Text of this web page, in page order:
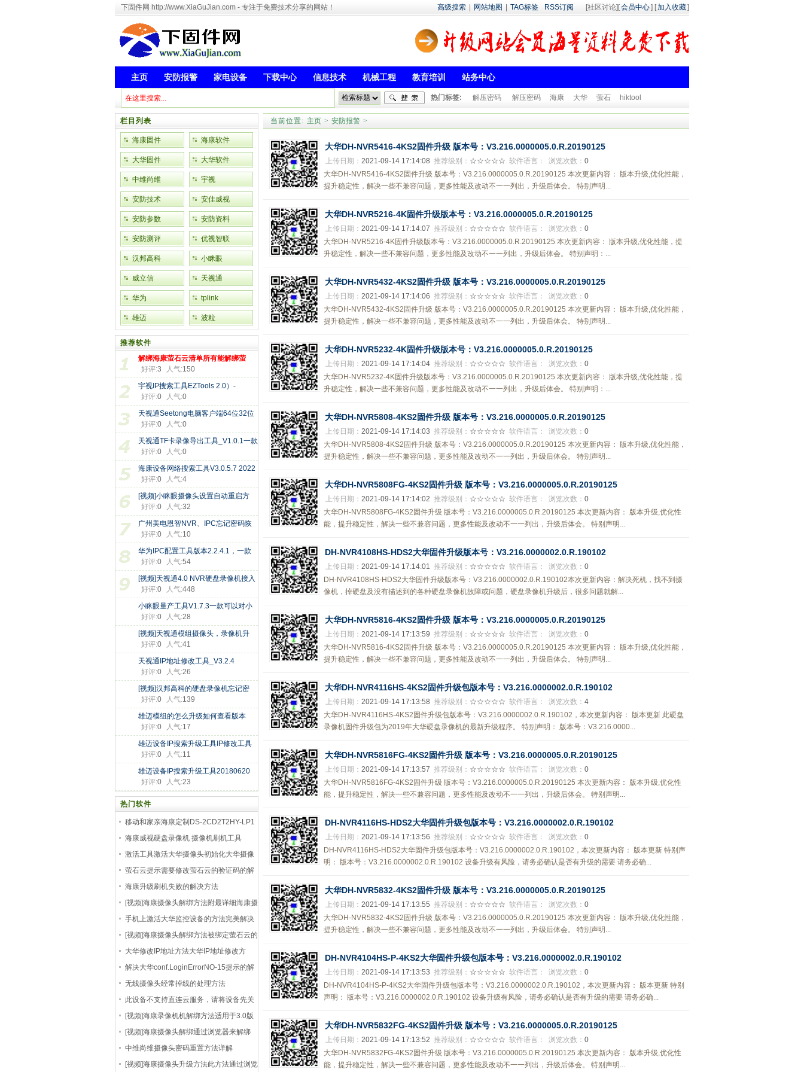
下固件网 http://www.XiaGuJian.com - 专注于免费技术分享的网站！ 高级搜索 网站地图 TAG标签 RSS订阅 [社区讨论][会员中心] [加入收藏]
主页 安防报警 家电设备 下载中心 信息技术 机械工程 教育培训 站务中心
热门标签: 解压密码 解压密码 海康 大华 萤石 hiktool
当前位置: 主页 > 安防报警 >
大华DH-NVR5416-4KS2固件升级 版本号：V3.216.0000005.0.R.20190125
上传日期： 2021-09-14 17:14:08 推荐级别： ☆☆☆☆☆ 软件语言： 浏览次数： 0
大华DH-NVR5416-4KS2固件升级 版本号：V3.216.0000005.0.R.20190125 本次更新内容： 版本升级,优化性能，
提升稳定性，解决一些不兼容问题，更多性能及改动不一一列出，升级后体会。 特别声明...
大华DH-NVR5216-4K固件升级版本号：V3.216.0000005.0.R.20190125
上传日期： 2021-09-14 17:14:07 推荐级别： ☆☆☆☆☆ 软件语言： 浏览次数： 0
大华DH-NVR5216-4K固件升级版本号：V3.216.0000005.0.R.20190125 本次更新内容： 版本升级,优化性能，提
升稳定性，解决一些不兼容问题，更多性能及改动不一一列出，升级后体会。 特别声明：...
大华DH-NVR5432-4KS2固件升级 版本号：V3.216.0000005.0.R.20190125
上传日期： 2021-09-14 17:14:06 推荐级别： ☆☆☆☆☆ 软件语言： 浏览次数： 0
大华DH-NVR5432-4KS2固件升级 版本号：V3.216.0000005.0.R.20190125 本次更新内容： 版本升级,优化性能，
提升稳定性，解决一些不兼容问题，更多性能及改动不一一列出，升级后体会。 特别声明...
大华DH-NVR5232-4K固件升级版本号：V3.216.0000005.0.R.20190125
上传日期： 2021-09-14 17:14:04 推荐级别： ☆☆☆☆☆ 软件语言： 浏览次数： 0
大华DH-NVR5232-4K固件升级版本号：V3.216.0000005.0.R.20190125 本次更新内容： 版本升级,优化性能，提
升稳定性，解决一些不兼容问题，更多性能及改动不一一列出，升级后体会。 特别声明：...
大华DH-NVR5808-4KS2固件升级 版本号：V3.216.0000005.0.R.20190125
上传日期： 2021-09-14 17:14:03 推荐级别： ☆☆☆☆☆ 软件语言： 浏览次数： 0
大华DH-NVR5808-4KS2固件升级 版本号：V3.216.0000005.0.R.20190125 本次更新内容： 版本升级,优化性能，
提升稳定性，解决一些不兼容问题，更多性能及改动不一一列出，升级后体会。 特别声明...
大华DH-NVR5808FG-4KS2固件升级 版本号：V3.216.0000005.0.R.20190125
上传日期： 2021-09-14 17:14:02 推荐级别： ☆☆☆☆☆ 软件语言： 浏览次数： 0
大华DH-NVR5808FG-4KS2固件升级 版本号：V3.216.0000005.0.R.20190125 本次更新内容： 版本升级,优化性
能，提升稳定性，解决一些不兼容问题，更多性能及改动不一一列出，升级后体会。 特别声明...
DH-NVR4108HS-HDS2大华固件升级版本号：V3.216.0000002.0.R.190102
上传日期： 2021-09-14 17:14:01 推荐级别： ☆☆☆☆☆ 软件语言： 浏览次数： 0
DH-NVR4108HS-HDS2大华固件升级版本号：V3.216.0000002.0.R.190102本次更新内容：解决死机，找不到摄
像机，掉硬盘及没有描述到的各种硬盘录像机故障或问题，硬盘录像机升级后，很多问题就解...
大华DH-NVR5816-4KS2固件升级 版本号：V3.216.0000005.0.R.20190125
上传日期： 2021-09-14 17:13:59 推荐级别： ☆☆☆☆☆ 软件语言： 浏览次数： 0
大华DH-NVR5816-4KS2固件升级 版本号：V3.216.0000005.0.R.20190125 本次更新内容： 版本升级,优化性能，
提升稳定性，解决一些不兼容问题，更多性能及改动不一一列出，升级后体会。 特别声明...
大华DH-NVR4116HS-4KS2固件升级包版本号：V3.216.0000002.0.R.190102
上传日期： 2021-09-14 17:13:58 推荐级别： ☆☆☆☆☆ 软件语言： 浏览次数： 4
大华DH-NVR4116HS-4KS2固件升级包版本号：V3.216.0000002.0.R.190102，本次更新内容： 版本更新 此硬盘
录像机固件升级包为2019年大华硬盘录像机的最新升级程序。 特别声明： 版本号：V3.216.0000...
大华DH-NVR5816FG-4KS2固件升级 版本号：V3.216.0000005.0.R.20190125
上传日期： 2021-09-14 17:13:57 推荐级别： ☆☆☆☆☆ 软件语言： 浏览次数： 0
大华DH-NVR5816FG-4KS2固件升级 版本号：V3.216.0000005.0.R.20190125 本次更新内容： 版本升级,优化性
能，提升稳定性，解决一些不兼容问题，更多性能及改动不一一列出，升级后体会。 特别声明...
DH-NVR4116HS-HDS2大华固件升级包版本号：V3.216.0000002.0.R.190102
上传日期： 2021-09-14 17:13:56 推荐级别： ☆☆☆☆☆ 软件语言： 浏览次数： 0
DH-NVR4116HS-HDS2大华固件升级包版本号：V3.216.0000002.0.R.190102，本次更新内容： 版本更新 特别声
明： 版本号：V3.216.0000002.0.R.190102 设备升级有风险，请务必确认是否有升级的需要 请务必确...
大华DH-NVR5832-4KS2固件升级 版本号：V3.216.0000005.0.R.20190125
上传日期： 2021-09-14 17:13:55 推荐级别： ☆☆☆☆☆ 软件语言： 浏览次数： 0
大华DH-NVR5832-4KS2固件升级 版本号：V3.216.0000005.0.R.20190125 本次更新内容： 版本升级,优化性能，
提升稳定性，解决一些不兼容问题，更多性能及改动不一一列出，升级后体会。 特别声明...
DH-NVR4104HS-P-4KS2大华固件升级包版本号：V3.216.0000002.0.R.190102
上传日期： 2021-09-14 17:13:53 推荐级别： ☆☆☆☆☆ 软件语言： 浏览次数： 0
DH-NVR4104HS-P-4KS2大华固件升级包版本号：V3.216.0000002.0.R.190102，本次更新内容： 版本更新 特别
声明： 版本号：V3.216.0000002.0.R.190102 设备升级有风险，请务必确认是否有升级的需要 请务必确...
大华DH-NVR5832FG-4KS2固件升级 版本号：V3.216.0000005.0.R.20190125
上传日期： 2021-09-14 17:13:52 推荐级别： ☆☆☆☆☆ 软件语言： 浏览次数： 0
大华DH-NVR5832FG-4KS2固件升级 版本号：V3.216.0000005.0.R.20190125 本次更新内容： 版本升级,优化性
能，提升稳定性，解决一些不兼容问题，更多性能及改动不一一列出，升级后体会。 特别声明...
栏目列表
海康固件 海康软件
大华固件 大华软件
中维尚维 宇视
安防技术 安佳威视
安防参数 安防资料
安防测评 优视智联
汉邦高科 小眯眼
威立信 天视通
华为 tplink
雄迈 波粒
推荐软件
解绑海康萤石云清单所有能解绑萤
好评:3 人气:150
宇视IP搜索工具EZTools 2.0）-
EZTools
好评:0 人气:0
天视通Seetong电脑客户端64位32位
版本
好评:0 人气:0
天视通TF卡录像导出工具_V1.0.1一款
好评:0 人气:0
海康设备网络搜索工具V3.0.5.7 2022
好评:0 人气:4
[视频]小眯眼摄像头设置自动重启方
好评:0 人气:32
广州美电恩智NVR、IPC忘记密码恢
复
好评:0 人气:10
华为IPC配置工具版本2.2.4.1，一款
可
好评:0 人气:54
[视频]天视通4.0 NVR硬盘录像机接入
好评:0 人气:448
小眯眼量产工具V1.7.3一款可以对小
好评:0 人气:28
[视频]天视通模组摄像头，录像机升
好评:0 人气:41
天视通IP地址修改工具_V3.2.4
好评:0 人气:26
[视频]汉邦高科的硬盘录像机忘记密
好评:0 人气:139
雄迈模组的怎么升级如何查看版本
好评:0 人气:17
雄迈设备IP搜索升级工具IP修改工具
好评:0 人气:11
雄迈设备IP搜索升级工具20180620
好评:0 人气:23
热门软件
移动和家亲海康定制DS-2CD2T2HY-LP1
刷机升级包
海康威视硬盘录像机 摄像机刷机工具
hiktool 无限
激活工具激活大华摄像头初始化大华摄像
机方法
萤石云提示需要修改萤石云的验证码的解
决方法
海康升级刷机失败的解决方法
[视频]海康摄像头解绑方法附最详细海康摄
像机
手机上激活大华监控设备的方法完美解决
不带电
[视频]海康摄像头解绑方法被绑定萤石云的
摄像
大华修改IP地址方法大华IP地址修改方
法，大华摄
解决大华conf.LoginErrorNO-15提示的解
决方法
无线摄像头经常掉线的处理方法
此设备不支持直连云服务，请将设备先关
联到海
[视频]海康录像机机解绑方法适用于3.0版
本的硬
[视频]海康摄像头解绑通过浏览器来解绑
中维尚维摄像头密码重置方法详解
[视频]海康摄像头升级方法此方法通过浏览